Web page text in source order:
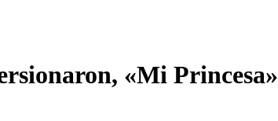
«Mi Princesa»